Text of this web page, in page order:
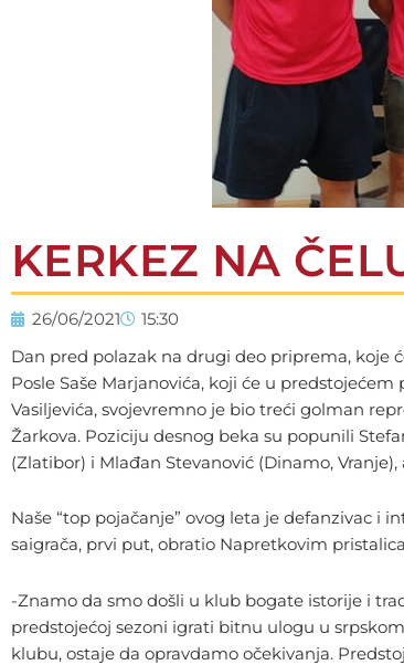
KERKEZ NA
26/06/2021
15:30
Dan pred polazak na drugi deo priprema, koje
Posle Saše Marjanovića, koji će u
Vasiljevića, svojevremno je bio treći golman
Žarkova. Poziciju desnog beka su popunili
(Zlatibor) i Mlađan Stevanović (Dinamo,
Naše “top pojačanje” ovog leta je defanzivac i
saigrača, prvi put, obratio Napretkovim
-Znamo da smo došli u klub bogate istorije i
predstojećoj sezoni igrati bitnu ulogu u
klubu, ostaje da opravdamo očekivanja.